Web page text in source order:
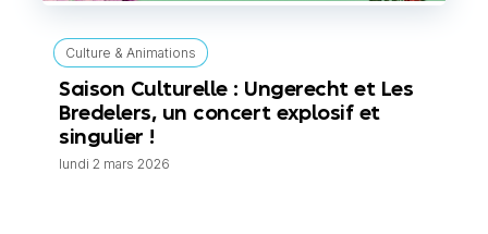
Culture & Animations
Saison Culturelle : Ungerecht et Les
Bredelers, un concert explosif et
singulier !
lundi 2 mars 2026